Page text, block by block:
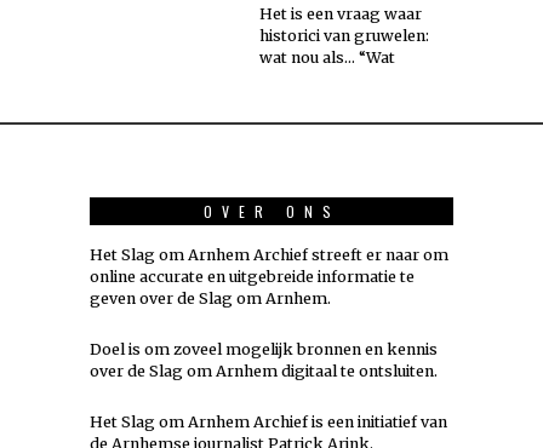
Het is een vraag waar
historici van gruwelen:
wat nou als… “Wat
OVER ONS
Het Slag om Arnhem Archief streeft er naar om
online accurate en uitgebreide informatie te
geven over de Slag om Arnhem.
Doel is om zoveel mogelijkbronnen en kennis
over de Slag om Arnhem digitaal te ontsluiten.
Het Slag om Arnhem Archief is een initiatief van
de Arnhemse journalist Patrick Arink.